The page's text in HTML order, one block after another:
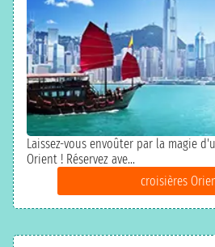
Laissez-vous envoûter par la magie
Orient ! Réservez ave...
croisières